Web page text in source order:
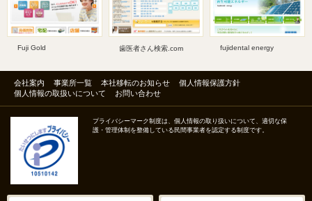
Fuji Gold 歯医者さん検索.com fujidental energy
会社案内 事業所一覧 本社移転のお知らせ
個人情報保護方針
個人情報の取扱いについて
お問い合わせ
プライバシーマーク制度は、個人情報の取り扱いについて、適切な保
護・管理体制を整備している民間事業者を認定する制度です。